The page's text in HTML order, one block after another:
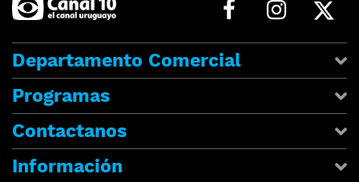
Departamento Comercial
Programas
Contactanos
Información